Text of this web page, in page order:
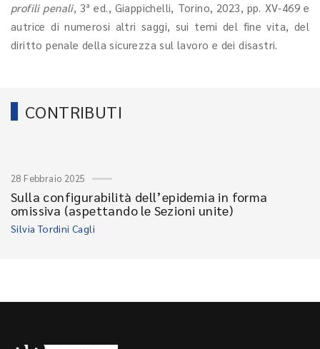
profili penali, 3ª ed., Giappichelli, Torino, 2023, pp. XV-469 e
autrice di numerosi altri saggi, sui temi del fine vita, del
diritto penale della sicurezza sul lavoro e dei disastri.
CONTRIBUTI
28 Febbraio 2025
Sulla configurabilità dell’epidemia in forma
omissiva (aspettando le Sezioni unite)
Silvia Tordini Cagli